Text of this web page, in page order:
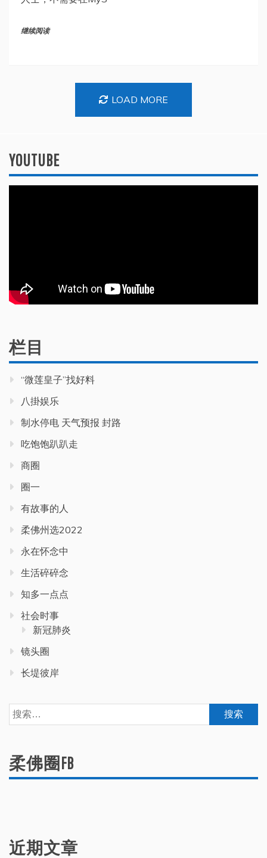
继续阅读
LOAD MORE
YOUTUBE
栏目
“微莲皇子”找好料
八掛娱乐
制水停电 天气预报 封路
吃饱饱趴趴走
商圈
圈一
有故事的人
柔佛州选2022
永在怀念中
生活碎碎念
知多一点点
社会时事
新冠肺炎
镜头圈
长堤彼岸
搜
索：
柔佛圈FB
近期文章